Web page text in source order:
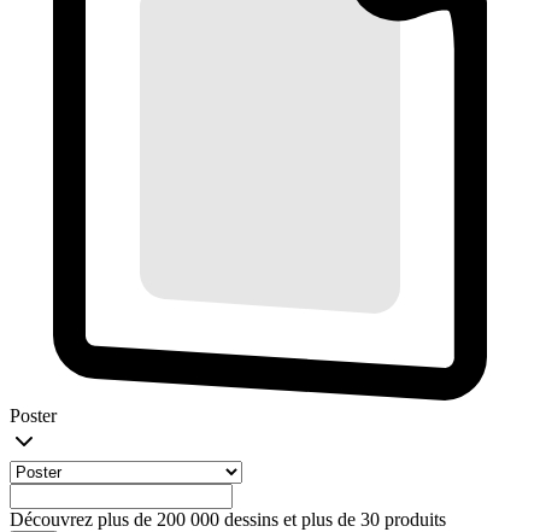
Poster
Découvrez plus de 200 000 dessins et plus de 30 produits